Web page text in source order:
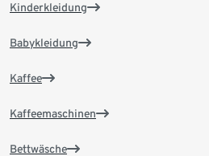
Kinderkleidung
Babykleidung
Kaffee
Kaffeemaschinen
Bettwäsche